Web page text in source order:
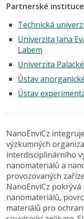
Partnerské
Technická
Univerzita Jana
Labem
Univerzita
Ústav
Ústav
NanoEnviCz
výzkumných
interdisciplinárního
nanomateriálů a
provozovaných
NanoEnviCz
nanomateriálů,
materiálů pro